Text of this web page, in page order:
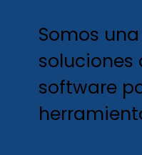
Somos
software